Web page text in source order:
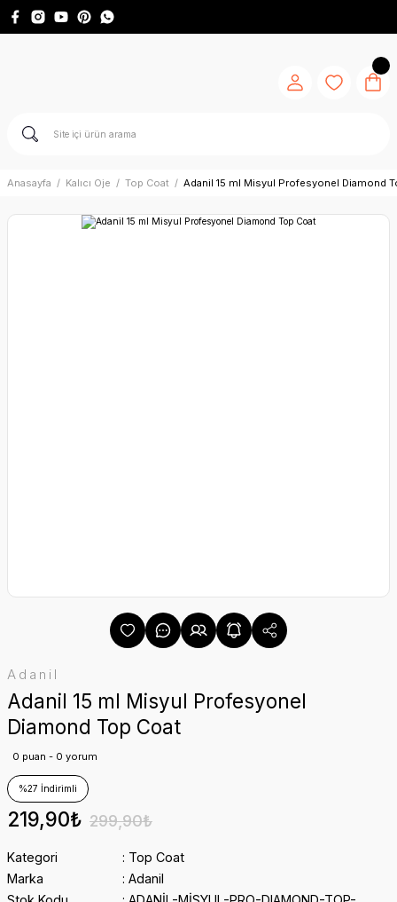
Anasayfa Kalıcı Oje Top Coat Adanil 15 ml Misyul Profesyonel Diamond
Adanil
Adanil 15 ml Misyul Profesyonel
Diamond Top Coat
0 puan - 0 yorum
%27 İndirimli
219,90₺ 299,90₺
Kategori
Top Coat
Marka
Adanil